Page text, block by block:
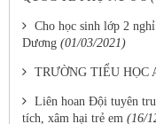
Cho học sinh lớp 2
Dương (01/03/2021)
TRƯỜNG TIỂU HỌC
Liên hoan Đội tuyên
tích, xâm hại trẻ em (16/